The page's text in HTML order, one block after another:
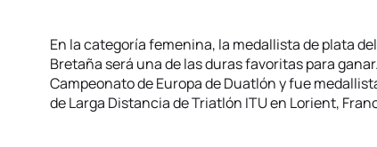
En la categoría femenina, la medallista de plata
Bretaña será una de las duras favoritas para
Campeonato de Europa de Duatlón y fue
de Larga Distancia de Triatlón ITU en Lorient,